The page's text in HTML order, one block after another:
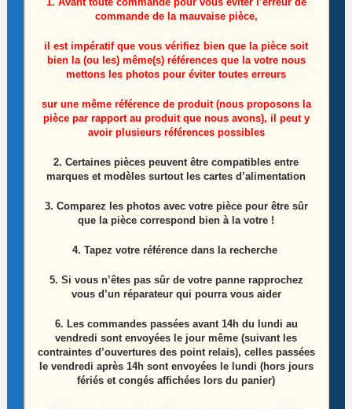
D75V975M2CWH Référence: 17LD168
(200616R3)
10,00 €
Lire la suite
commande de la mauvaise pièce,
il est impératif que vous vérifiez bien que la pièce soit
bien la (ou les) même(s) références que la votre nous
mettons les photos pour éviter toutes erreurs
sur une même référence de produit (nous proposons la
pièce par rapport au produit que nous avons), il peut y
avoir plusieurs références possibles
2. Certaines pièces peuvent être compatibles entre
marques et modèles surtout les cartes d’alimentation
3. Comparez les photos avec votre pièce pour être sûr
que la pièce correspond bien à la votre !
4. Tapez votre référence dans la recherche
5. Si vous n’êtes pas sûr de votre panne rapprochez
vous d’un réparateur qui pourra vous aider
6. Les commandes passées avant 14h du lundi au
vendredi sont envoyées le jour même (suivant les
contraintes d’ouvertures des point relais), celles passées
le vendredi après 14h sont envoyées le lundi (hors jours
fériés et congés affichées lors du panier)